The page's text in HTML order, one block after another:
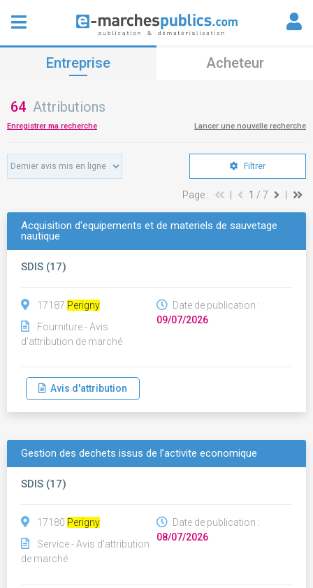
Entreprise Acheteur
64 Attributions
Enregistrer ma recherche Lancer une nouvelle recherche
Filtrer
Page : 1 / 7
Acquisition d'equipements et de materiels de sauvetage
nautique
SDIS (17)
17187 Perigny
Fourniture - Avis
d'attribution de marché
Date de publication :
09/07/2026
Avis d'attribution
Gestion des dechets issus de l’activite economique
SDIS (17)
17180 Perigny
Service - Avis d'attribution
de marché
Date de publication :
08/07/2026